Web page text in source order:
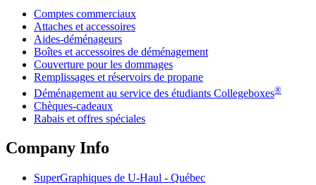
Comptes commerciaux
Attaches et accessoires
Aides-déménageurs
Boîtes et accessoires de déménagement
Couverture pour les dommages
Remplissages et réservoirs de propane
Déménagement au service des étudiants Collegeboxes®
Chèques-cadeaux
Rabais et offres spéciales
Company Info
SuperGraphiques de U-Haul - Québec